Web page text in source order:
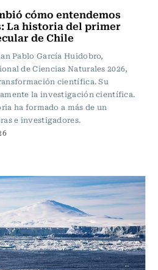
cómo entendemos
La historia del primer
de Chile
Pablo García Huidobro,
de Ciencias Naturales 2026,
científica. Su
la investigación científica.
ha formado a más de un
e investigadores.